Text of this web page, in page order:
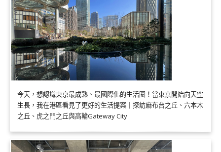
今天，想認識東京最成熟、最國際化的生活圈！當東京開始向天空
生長，我在港區看見了更好的生活提案｜探訪麻布台之丘、六本木
之丘、虎之門之丘與高輪Gateway City